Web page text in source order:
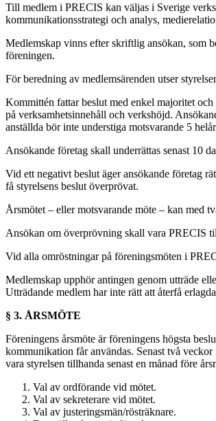
Till medlem i PRECIS kan väljas i Sverige
kommunikationsstrategi och analys,
Medlemskap vinns efter skriftlig ansökan, som
föreningen.
För beredning av medlemsärenden utser
Kommittén fattar beslut med enkel majoritet
på verksamhetsinnehåll och verkshöjd.
anställda bör inte understiga motsvarande 5
Ansökande företag skall underrättas senast 10
Vid ett negativt beslut äger ansökande företag
få styrelsens beslut överprövat.
Årsmötet – eller motsvarande möte – kan med
Ansökan om överprövning skall vara PRECIS
Vid alla omröstningar på föreningsmöten i
Medlemskap upphör antingen genom utträde
Utträdande medlem har inte rätt att återfå
§ 3. ÅRSMÖTE
Föreningens årsmöte är föreningens högsta
kommunikation får användas. Senast två
vara styrelsen tillhanda senast en månad före
Val av ordförande vid mötet.
Val av sekreterare vid mötet.
Val av justeringsmän/rösträknare.